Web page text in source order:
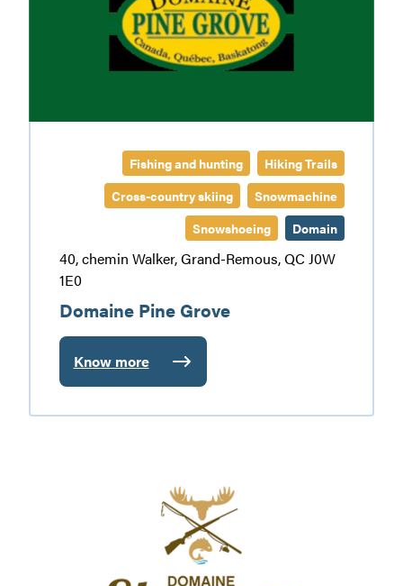
Fishing and hunting
Hiking Trails
Cross-country skiing
Snowmachine
Snowshoeing
Domain
40, chemin Walker, Grand-Remous, QC J0W
1E0
Domaine Pine Grove
Know more
:
Domaine
Pine